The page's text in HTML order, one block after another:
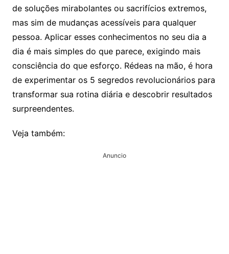
de soluções mirabolantes ou sacrifícios extremos,
mas sim de mudanças acessíveis para qualquer
pessoa. Aplicar esses conhecimentos no seu dia a
dia é mais simples do que parece, exigindo mais
consciência do que esforço. Rédeas na mão, é hora
de experimentar os 5 segredos revolucionários para
transformar sua rotina diária e descobrir resultados
surpreendentes.
Veja também:
Anuncio